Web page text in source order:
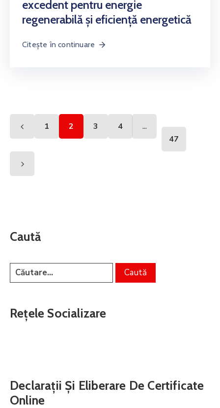
excedent pentru energie
regenerabilă și eficiență energetică
Citește în continuare
1 2 3 4 ...
47
Caută
Rețele Socializare
Declarații Și Eliberare De Certificate
Online